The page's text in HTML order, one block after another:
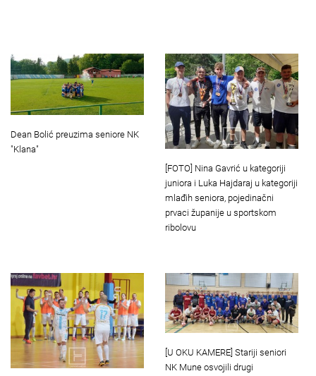
Dean Bolić preuzima seniore NK
"Klana"
[FOTO] Nina Gavrić u kategoriji
juniora i Luka Hajdaraj u kategoriji
mlađih seniora, pojedinačni
prvaci županije u sportskom
ribolovu
[U OKU KAMERE] Stariji seniori
NK Mune osvojili drugi